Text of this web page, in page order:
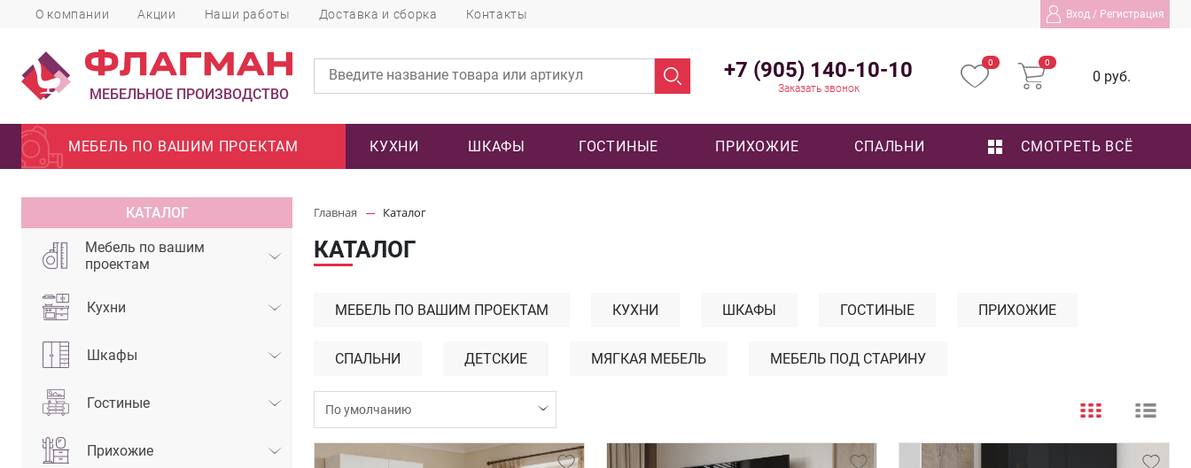
О компании Акции Наши работы Доставка и сборка Контакты Вход / Регистрация
МЕБЕЛЬНОЕ ПРОИЗВОДСТВО
+7 (905) 140-10-10
Заказать звонок
0 0
0 руб.
МЕБЕЛЬ ПО ВАШИМ ПРОЕКТАМ КУХНИ ШКАФЫ ГОСТИНЫЕ ПРИХОЖИЕ СПАЛЬНИ СМОТРЕТЬ ВСЁ
КАТАЛОГ
Мебель по вашим
проектам
Кухни
Шкафы
Гостиные
Прихожие
Главная Каталог
КАТАЛОГ
МЕБЕЛЬ ПО ВАШИМ ПРОЕКТАМ КУХНИ ШКАФЫ ГОСТИНЫЕ ПРИХОЖИЕ
СПАЛЬНИ ДЕТСКИЕ МЯГКАЯ МЕБЕЛЬ МЕБЕЛЬ ПОД СТАРИНУ
По умолчанию